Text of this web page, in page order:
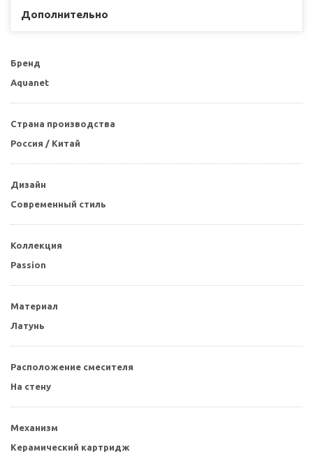
Дополнительно
Бренд
Aquanet
Страна производства
Россия / Китай
Дизайн
Современный стиль
Коллекция
Passion
Материал
Латунь
Расположение смесителя
На стену
Механизм
Керамический картридж